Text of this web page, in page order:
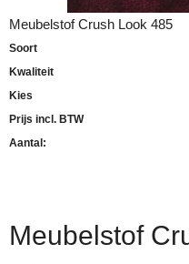
Meubelstof Crush Look 485
Soort
Kwaliteit
Kies
Prijs incl. BTW
Aantal:
Meubelstof